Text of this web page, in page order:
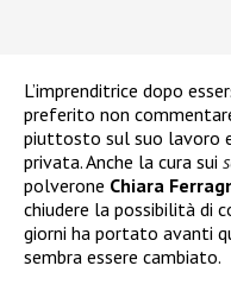
L’imprenditrice dopo
preferito non
piuttosto sul suo lavoro
privata. Anche la cura sui
polverone Chiara
chiudere la possibilità di
giorni ha portato avanti
sembra essere cambiato.